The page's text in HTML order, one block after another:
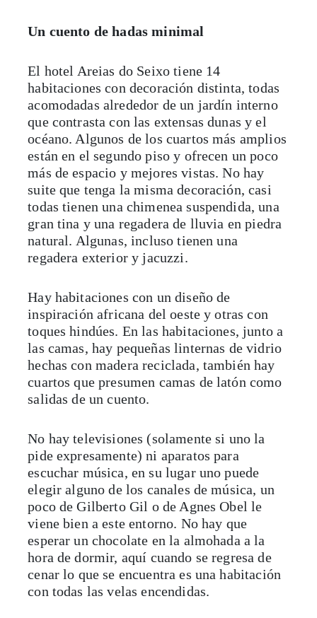
Un cuento de hadas minimal
El hotel Areias do Seixo tiene 14
habitaciones con decoración distinta, todas
acomodadas alrededor de un jardín interno
que contrasta con las extensas dunas y el
océano. Algunos de los cuartos más amplios
están en el segundo piso y ofrecen un poco
más de espacio y mejores vistas. No hay
suite que tenga la misma decoración, casi
todas tienen una chimenea suspendida, una
gran tina y una regadera de lluvia en piedra
natural. Algunas, incluso tienen una
regadera exterior y jacuzzi.
Hay habitaciones con un diseño de
inspiración africana del oeste y otras con
toques hindúes. En las habitaciones, junto a
las camas, hay pequeñas linternas de vidrio
hechas con madera reciclada, también hay
cuartos que presumen camas de latón como
salidas de un cuento.
No hay televisiones (solamente si uno la
pide expresamente) ni aparatos para
escuchar música, en su lugar uno puede
elegir alguno de los canales de música, un
poco de Gilberto Gil o de Agnes Obel le
viene bien a este entorno. No hay que
esperar un chocolate en la almohada a la
hora de dormir, aquí cuando se regresa de
cenar lo que se encuentra es una habitación
con todas las velas encendidas.